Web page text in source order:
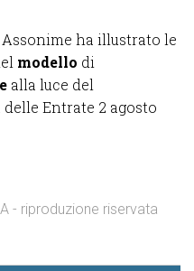
ha illustrato le
modello di
alla luce del
Entrate 2 agosto
- riproduzione riservata